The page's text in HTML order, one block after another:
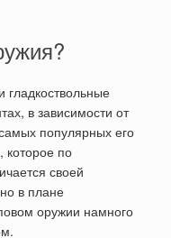
гладкоствольные
в зависимости от
популярных его
которое по
своей
в плане
оружии намного